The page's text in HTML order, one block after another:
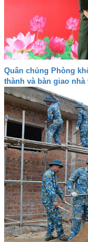
Quân chủng Phòng
thành và bàn giao